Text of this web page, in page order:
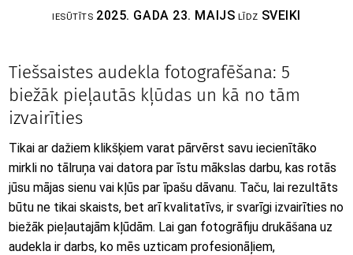
IESŪTĪTS 2025. GADA 23. MAIJS LĪDZ SVEIKI
Tiešsaistes audekla fotografēšana: 5
biežāk pieļautās kļūdas un kā no tām
izvairīties
Tikai ar dažiem klikšķiem varat pārvērst savu iecienītāko
mirkli no tālruņa vai datora par īstu mākslas darbu, kas rotās
jūsu mājas sienu vai kļūs par īpašu dāvanu. Taču, lai rezultāts
būtu ne tikai skaists, bet arī kvalitatīvs, ir svarīgi izvairīties no
biežāk pieļautajām kļūdām. Lai gan fotogrāfiju drukāšana uz
audekla ir darbs, ko mēs uzticam profesionāļiem,